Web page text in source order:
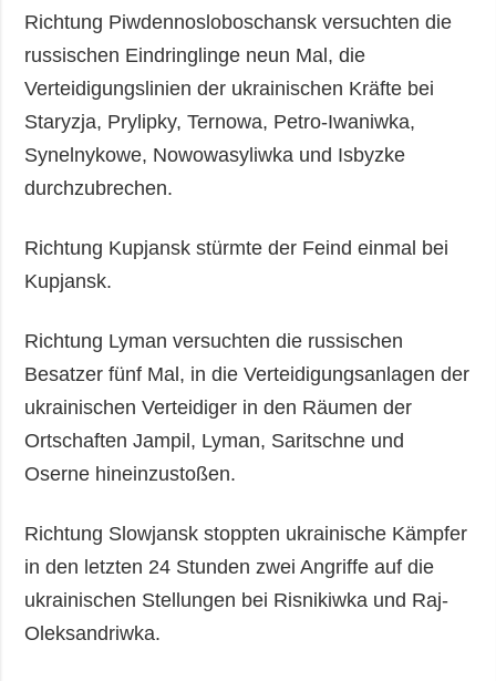
Richtung Piwdennosloboschansk versuchten die
russischen Eindringlinge neun Mal, die
Verteidigungslinien der ukrainischen Kräfte bei
Staryzja, Prylipky, Ternowa, Petro-Iwaniwka,
Synelnykowe, Nowowasyliwka und Isbyzke
durchzubrechen.
Richtung Kupjansk stürmte der Feind einmal bei
Kupjansk.
Richtung Lyman versuchten die russischen
Besatzer fünf Mal, in die Verteidigungsanlagen der
ukrainischen Verteidiger in den Räumen der
Ortschaften Jampil, Lyman, Saritschne und
Oserne hineinzustoßen.
Richtung Slowjansk stoppten ukrainische Kämpfer
in den letzten 24 Stunden zwei Angriffe auf die
ukrainischen Stellungen bei Risnikiwka und Raj-
Oleksandriwka.